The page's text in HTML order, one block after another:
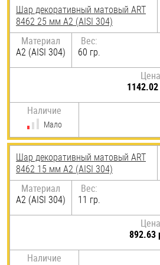
Шар декоративный матовый ART
8462 25 мм А2 (AISI 304)
Материал
А2 (AISI 304)
Вес:
60 гр.
Наличие
Мало
Шар декоративный матовый ART
8462 15 мм А2 (AISI 304)
Материал
А2 (AISI 304)
Вес:
11 гр.
892.63
Наличие